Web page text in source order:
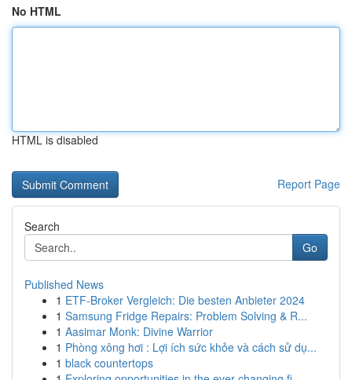
No HTML
HTML is disabled
Report Page
Search
Go
Published News
1 ETF-Broker Vergleich: Die besten Anbieter 2024
1 Samsung Fridge Repairs: Problem Solving & R...
1 Aasimar Monk: Divine Warrior
1 Phòng xông hơi : Lợi ích sức khỏe và cách sử dụ...
1 black countertops